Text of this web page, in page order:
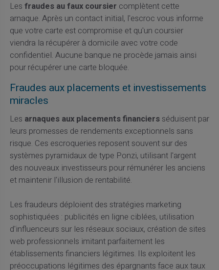
Les fraudes au faux coursier complètent cette
arnaque. Après un contact initial, l'escroc vous informe
que votre carte est compromise et qu'un coursier
viendra la récupérer à domicile avec votre code
confidentiel. Aucune banque ne procède jamais ainsi
pour récupérer une carte bloquée.
Fraudes aux placements et investissements
miracles
Les arnaques aux placements financiersséduisent par
leurs promesses de rendements exceptionnels sans
risque. Ces escroqueries reposent souvent sur des
systèmes pyramidaux de type Ponzi, utilisant l'argent
des nouveaux investisseurs pour rémunérer les anciens
et maintenir l'illusion de rentabilité.
Les fraudeurs déploient des stratégies marketing
sophistiquées : publicités en ligne ciblées, utilisation
d'influenceurs sur les réseaux sociaux, création de sites
web professionnels imitant parfaitement les
établissements financiers légitimes. Ils exploitent les
préoccupations légitimes des épargnants face aux taux